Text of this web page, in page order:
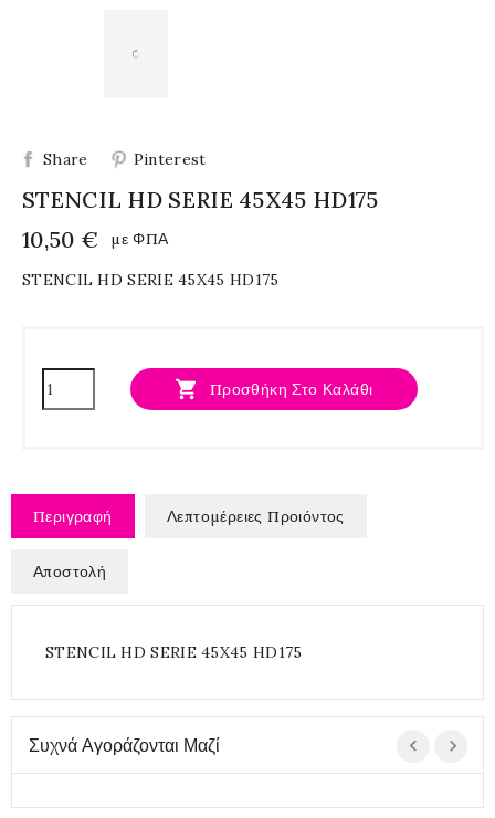
Share Pinterest
STENCIL HD SERIE 45X45 HD175
10,50 €
με ΦΠΑ
STENCIL HD SERIE 45X45 HD175
 Προσθήκη Στο Καλάθι
Περιγραφή Λεπτομέρειες Προιόντος
Αποστολή
STENCIL HD SERIE 45X45 HD175
Συχνά Αγοράζονται Μαζί